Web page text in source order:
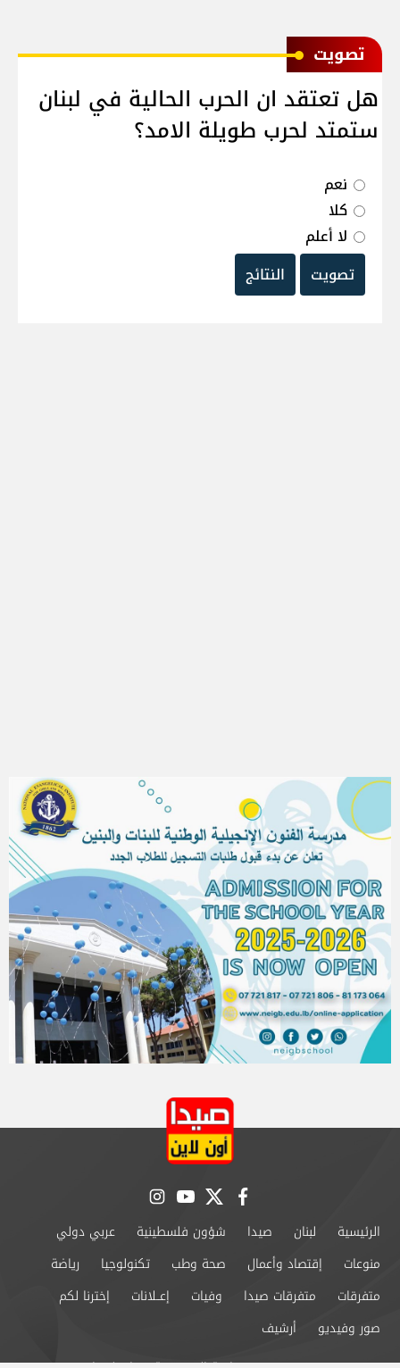
ﺗﺼﻮﻳﺖ
هل تعتقد ان الحرب الحالية في لبنان
ستمتد لحرب طويلة الامد؟
نعم
كلا
لا أعلم
تصويت
النتائج
facebook
twitter
youtube
instagram
الرئيسية لبنان صيدا شؤون فلسطينية
عربي دولي
منوعات
إقتصاد وأعمال صحة وطب تكنولوجيا
رياضة
متفرقات
متفرقات صيدا وفيات إعــلانات
إخترنا لكم
صور وفيديو
أرشيف